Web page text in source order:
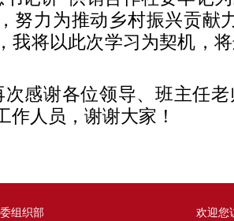
努力为推动乡村振兴贡献
我将以此次学习为契机，
次感谢各位领导、班主任
作人员，谢谢大家！
组织部
欢迎您